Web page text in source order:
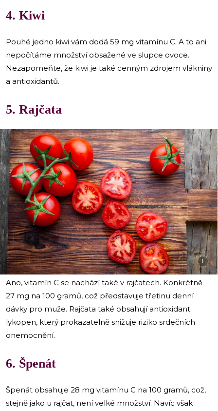
4. Kiwi
Pouhé jedno kiwi vám dodá 59 mg vitamínu C. A to ani
nepočítáme množství obsažené ve slupce ovoce.
Nezapomeňte, že kiwi je také cenným zdrojem vlákniny
a antioxidantů.
5. Rajčata
i
Ano, vitamín C se nachází také v rajčatech. Konkrétně
27 mg na 100 gramů, což představuje třetinu denní
dávky pro muže. Rajčata také obsahují antioxidant
lykopen, který prokazatelně snižuje riziko srdečních
onemocnění.
6. Špenát
Špenát obsahuje 28 mg vitamínu C na 100 gramů, což,
stejně jako u rajčat, není velké množství. Navíc však